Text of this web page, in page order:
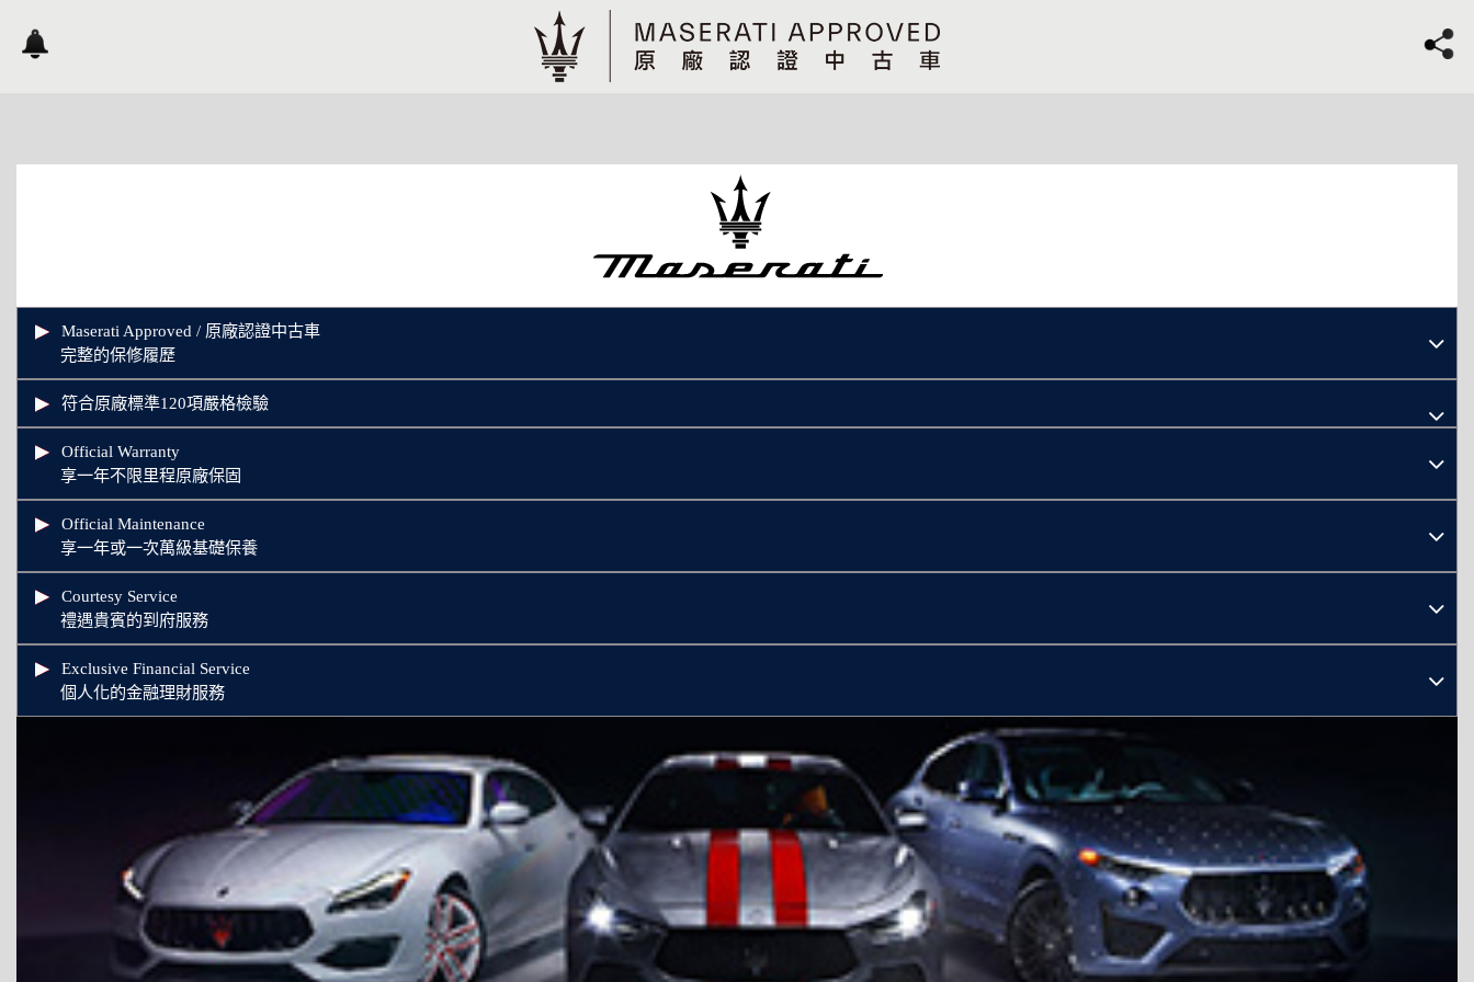
Maserati Approved / 原廠認證中古車
完整的保修履歷
符合原廠標準120項嚴格檢驗
Official Warranty
享一年不限里程原廠保固
Official Maintenance
享一年或一次萬級基礎保養
Courtesy Service
禮遇貴賓的到府服務
Exclusive Financial Service
個人化的金融理財服務